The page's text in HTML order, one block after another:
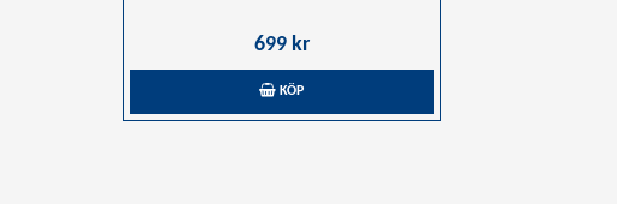
699 kr
KÖP